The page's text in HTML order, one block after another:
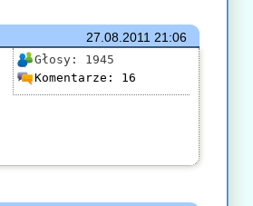
27.08.2011 21:06
Głosy: 1945
Komentarze: 16